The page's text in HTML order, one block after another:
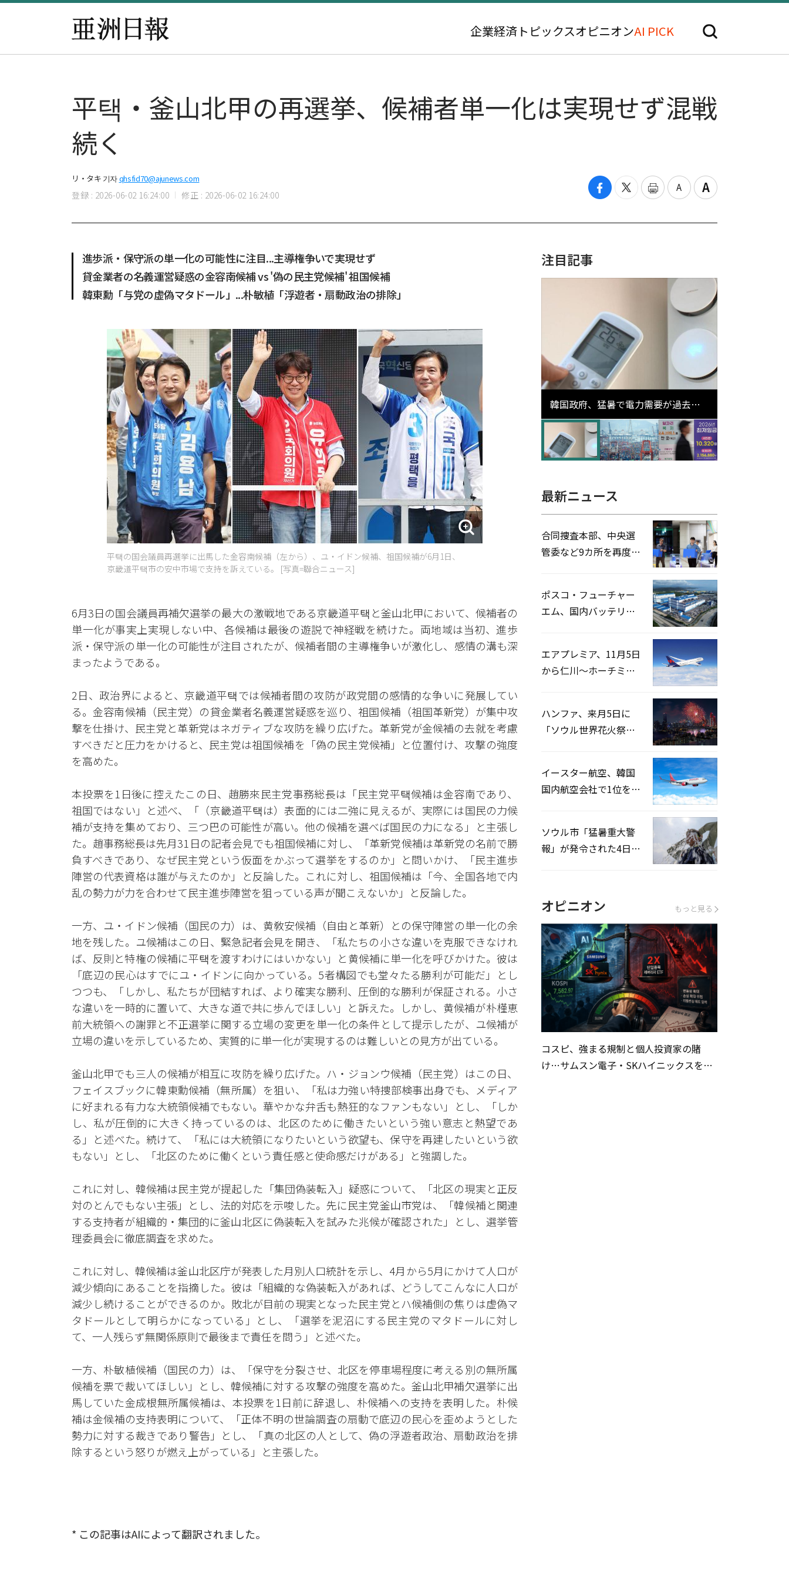
企業経済 トピックスオピニオンAI PICK
平택・釜山北甲の再選挙、候補者単一化は実現せず混戦
続く
リ・タキ 기자qhsfid70@ajunews.com
登録 : 2026-06-02 16:24:00 修正 : 2026-06-02 16:24:00
進歩派・保守派の単一化の可能性に注目...主導権争いで実現せず
貸金業者の名義運営疑惑の金容南候補 vs '偽の民主党候補' 祖国候補
韓東勳「与党の虚偽マタドール」...朴敏植「浮遊者・扇動政治の排除」
平택の国会議員再選挙に出馬した金容南候補（左から）、ユ・イドン候補、祖国候補が6月1日、
京畿道平택市の安中市場で支持を訴えている。 [写真=聯合ニュース]
6月3日の国会議員再補欠選挙の最大の激戦地である京畿道平택と釜山北甲において、候補者の
単一化が事実上実現しない中、各候補は最後の遊説で神経戦を続けた。両地域は当初、進歩
派・保守派の単一化の可能性が注目されたが、候補者間の主導権争いが激化し、感情の溝も深
まったようである。
2日、政治界によると、京畿道平택では候補者間の攻防が政党間の感情的な争いに発展してい
る。金容南候補（民主党）の貸金業者名義運営疑惑を巡り、祖国候補（祖国革新党）が集中攻
撃を仕掛け、民主党と革新党はネガティブな攻防を繰り広げた。革新党が金候補の去就を考慮
すべきだと圧力をかけると、民主党は祖国候補を「偽の民主党候補」と位置付け、攻撃の強度
を高めた。
本投票を1日後に控えたこの日、趙勝來民主党事務総長は「民主党平택候補は金容南であり、
祖国ではない」と述べ、「（京畿道平택は）表面的には二強に見えるが、実際には国民の力候
補が支持を集めており、三つ巴の可能性が高い。他の候補を選べば国民の力になる」と主張し
た。趙事務総長は先月31日の記者会見でも祖国候補に対し、「革新党候補は革新党の名前で勝
負すべきであり、なぜ民主党という仮面をかぶって選挙をするのか」と問いかけ、「民主進歩
陣営の代表資格は誰が与えたのか」と反論した。これに対し、祖国候補は「今、全国各地で内
乱の勢力が力を合わせて民主進歩陣営を狙っている声が聞こえないか」と反論した。
一方、ユ・イドン候補（国民の力）は、黄敎安候補（自由と革新）との保守陣営の単一化の余
地を残した。ユ候補はこの日、緊急記者会見を開き、「私たちの小さな違いを克服できなけれ
ば、反則と特権の候補に平택を渡すわけにはいかない」と黄候補に単一化を呼びかけた。彼は
「底辺の民心はすでにユ・イドンに向かっている。5者構図でも堂々たる勝利が可能だ」とし
つつも、「しかし、私たちが団結すれば、より確実な勝利、圧倒的な勝利が保証される。小さ
な違いを一時的に置いて、大きな道で共に歩んでほしい」と訴えた。しかし、黄候補が朴槿恵
前大統領への謝罪と不正選挙に関する立場の変更を単一化の条件として提示したが、ユ候補が
立場の違いを示しているため、実質的に単一化が実現するのは難しいとの見方が出ている。
釜山北甲でも三人の候補が相互に攻防を繰り広げた。ハ・ジョンウ候補（民主党）はこの日、
フェイスブックに韓東勳候補（無所属）を狙い、「私は力強い特捜部検事出身でも、メディア
に好まれる有力な大統領候補でもない。華やかな弁舌も熱狂的なファンもない」とし、「しか
し、私が圧倒的に大きく持っているのは、北区のために働きたいという強い意志と熱望であ
る」と述べた。続けて、「私には大統領になりたいという欲望も、保守を再建したいという欲
もない」とし、「北区のために働くという責任感と使命感だけがある」と強調した。
これに対し、韓候補は民主党が提起した「集団偽装転入」疑惑について、「北区の現実と正反
対のとんでもない主張」とし、法的対応を示唆した。先に民主党釜山市党は、「韓候補と関連
する支持者が組織的・集団的に釜山北区に偽装転入を試みた兆候が確認された」とし、選挙管
理委員会に徹底調査を求めた。
これに対し、韓候補は釜山北区庁が発表した月別人口統計を示し、4月から5月にかけて人口が
減少傾向にあることを指摘した。彼は「組織的な偽装転入があれば、どうしてこんなに人口が
減少し続けることができるのか。敗北が目前の現実となった民主党とハ候補側の焦りは虚偽マ
タドールとして明らかになっている」とし、「選挙を泥沼にする民主党のマタドールに対し
て、一人残らず無関係原則で最後まで責任を問う」と述べた。
一方、朴敏植候補（国民の力）は、「保守を分裂させ、北区を停車場程度に考える別の無所属
候補を票で裁いてほしい」とし、韓候補に対する攻撃の強度を高めた。釜山北甲補欠選挙に出
馬していた金成根無所属候補は、本投票を1日前に辞退し、朴候補への支持を表明した。朴候
補は金候補の支持表明について、「正体不明の世論調査の扇動で底辺の民心を歪めようとした
勢力に対する裁きであり警告」とし、「真の北区の人として、偽の浮遊者政治、扇動政治を排
除するという怒りが燃え上がっている」と主張した。
* この記事はAIによって翻訳されました。
注目記事
韓国政府、猛暑で電力需要が過去最
高更新の可能性に需給対応体制を点
検
最新ニュース
合同捜査本部、中央選
管委など9カ所を再度家
ポスコ・フューチャー
エム、国内バッテリー
エアプレミア、11月5日
から仁川〜ホーチミン
ハンファ、来月5日に
「ソウル世界花火祭り
イースター航空、韓国
国内航空会社で1位を記
ソウル市「猛暑重大警
報」が発令された4日、
オピニオン もっと見る
コスピ、強まる規制と個人投資家の賭
け…サムスン電子・SKハイニックスを巡